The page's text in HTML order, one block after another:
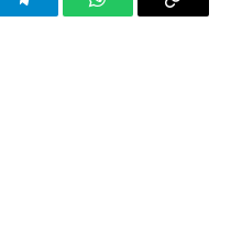
TelegramWhatsAppCopy